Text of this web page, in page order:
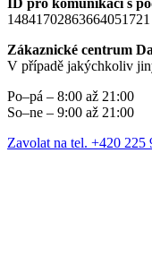
14841702863664051721
Zákaznické centrum
V případě jakýchkoliv
Po–pá – 8:00 až 21:00
So–ne – 9:00 až 21:00
Zavolat na tel. +420 225